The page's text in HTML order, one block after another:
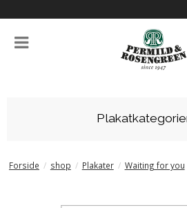
Forside / shop / Plakater / Waiting for you